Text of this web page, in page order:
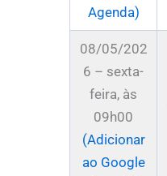
Agenda)
08/05/202
6 – sexta-
feira, às
09h00
(Adicionar
ao Google